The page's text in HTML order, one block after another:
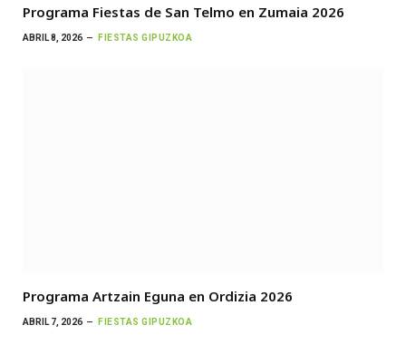
Programa Fiestas de San Telmo en Zumaia 2026
ABRIL 8, 2026 FIESTAS GIPUZKOA
Programa Artzain Eguna en Ordizia 2026
ABRIL 7, 2026 FIESTAS GIPUZKOA